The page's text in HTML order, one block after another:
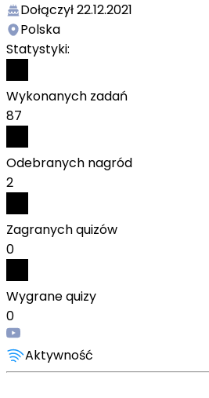
Dołączył22.12.2021
Polska
Statystyki:
Wykonanych zadań
87
Odebranych nagród
2
Zagranych quizów
0
Wygrane quizy
0
Aktywność